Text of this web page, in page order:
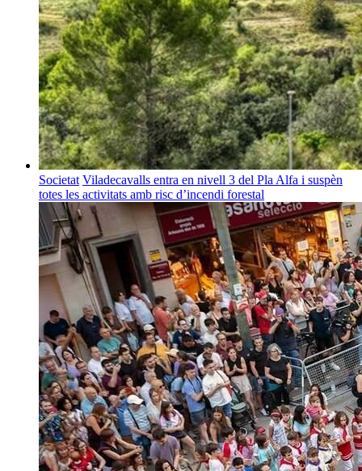
Societat Viladecavalls entra en nivell 3 del Pla Alfa i suspèn
totes les activitats amb risc d’incendi forestal